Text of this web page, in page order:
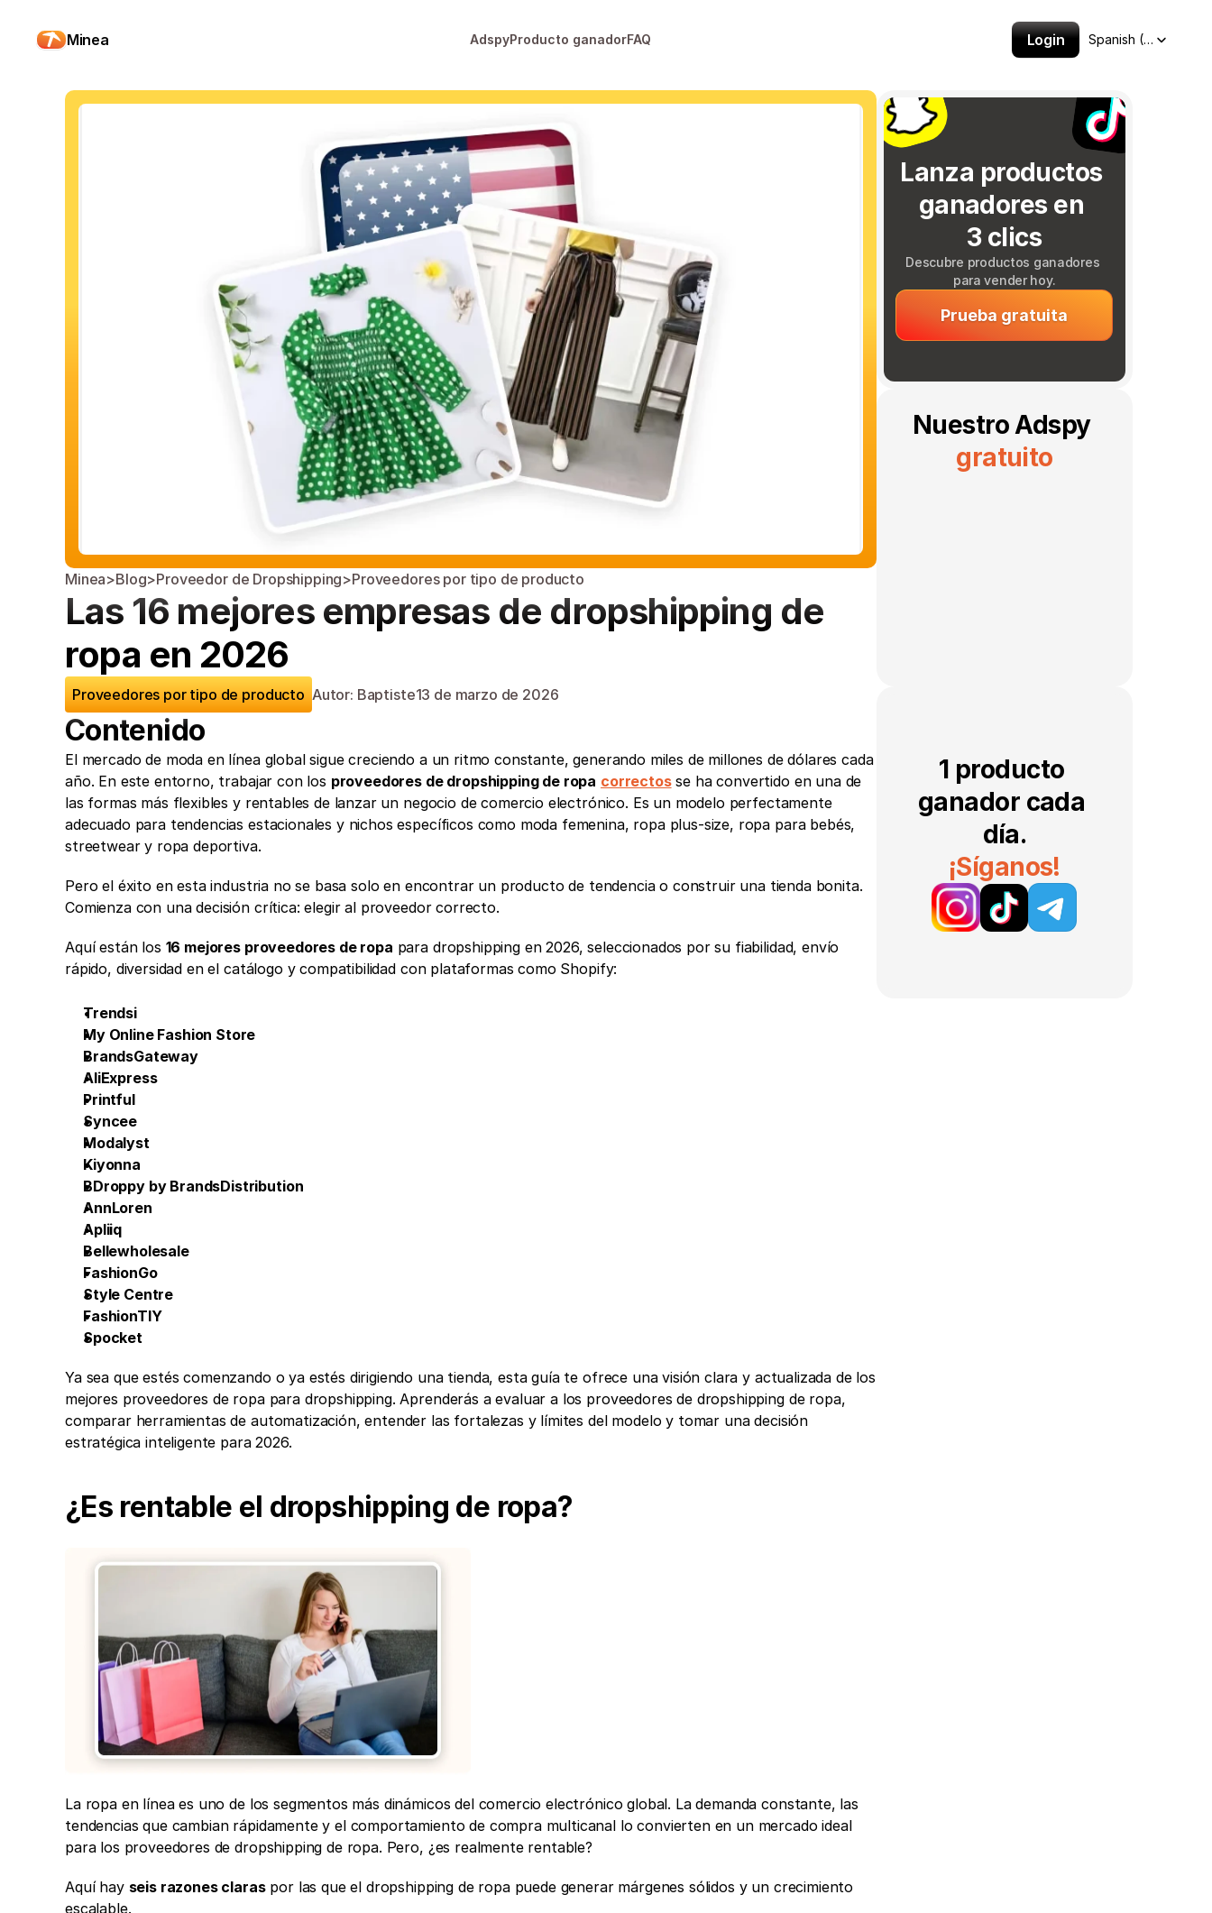
Minea AdspyProducto ganadorFAQ Login
Select Language
Spanish (Spain)
Minea>Blog>Proveedor de Dropshipping>Proveedores por tipo de producto
Las 16 mejores empresas de dropshipping de
ropa en 2026
Proveedores por tipo de producto Autor: Baptiste13 de marzo de 2026
Contenido
El mercado de moda en línea global sigue creciendo a un ritmo constante, generando miles de millones de dólares cada
año. En este entorno, trabajar con los proveedores de dropshipping de ropa correctos se ha convertido en una de
las formas más flexibles y rentables de lanzar un negocio de comercio electrónico. Es un modelo perfectamente
adecuado para tendencias estacionales y nichos específicos como moda femenina, ropa plus-size, ropa para bebés,
streetwear y ropa deportiva.
Pero el éxito en esta industria no se basa solo en encontrar un producto de tendencia o construir una tienda bonita.
Comienza con una decisión crítica: elegir al proveedor correcto.
Aquí están los 16 mejores proveedores de ropa para dropshipping en 2026, seleccionados por su fiabilidad, envío
rápido, diversidad en el catálogo y compatibilidad con plataformas como Shopify:
Trendsi
My Online Fashion Store
BrandsGateway
AliExpress
Printful
Syncee
Modalyst
Kiyonna
BDroppy by BrandsDistribution
AnnLoren
Apliiq
Bellewholesale
FashionGo
Style Centre
FashionTIY
Spocket
Ya sea que estés comenzando o ya estés dirigiendo una tienda, esta guía te ofrece una visión clara y actualizada de los
mejores proveedores de ropa para dropshipping. Aprenderás a evaluar a los proveedores de dropshipping de ropa,
comparar herramientas de automatización, entender las fortalezas y límites del modelo y tomar una decisión
estratégica inteligente para 2026.
¿Es rentable el dropshipping de ropa?
La ropa en línea es uno de los segmentos más dinámicos del comercio electrónico global. La demanda constante, las
tendencias que cambian rápidamente y el comportamiento de compra multicanal lo convierten en un mercado ideal
para los proveedores de dropshipping de ropa. Pero, ¿es realmente rentable?
Aquí hay seis razones claras por las que el dropshipping de ropa puede generar márgenes sólidos y un crecimiento
escalable.
Lanza productos
ganadores en
3 clics
Descubre productos ganadores
para vender hoy.
Prueba gratuita
Nuestro Adspy
gratuito
1 producto
ganador cada
día.
¡Síganos!